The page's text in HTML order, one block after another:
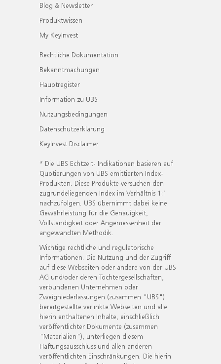
Blog & Newsletter
Produktwissen
My KeyInvest
Rechtliche Dokumentation
Bekanntmachungen
Hauptregister
Information zu UBS
Nutzungsbedingungen
Datenschutzerklärung
KeyInvest Disclaimer
* Die UBS Echtzeit- Indikationen basieren auf
Quotierungen von UBS emittierten Index-
Produkten. Diese Produkte versuchen den
zugrundeliegenden Index im Verhältnis 1:1
nachzufolgen. UBS übernimmt dabei keine
Gewährleistung für die Genauigkeit,
Vollständigkeit oder Angemessenheit der
angewandten Methodik.
Wichtige rechtliche und regulatorische
Informationen. Die Nutzung und der Zugriff
auf diese Webseiten oder andere von der UBS
AG und/oder deren Tochtergesellschaften,
verbundenen Unternehmen oder
Zweigniederlassungen (zusammen "UBS")
bereitgestellte verlinkte Webseiten und alle
hierin enthaltenen Inhalte, einschließlich
veröffentlichter Dokumente (zusammen
"Materialien"), unterliegen diesem
Haftungsausschluss und allen anderen
veröffentlichten Einschränkungen. Die hierin